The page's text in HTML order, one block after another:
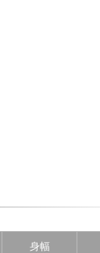
身幅